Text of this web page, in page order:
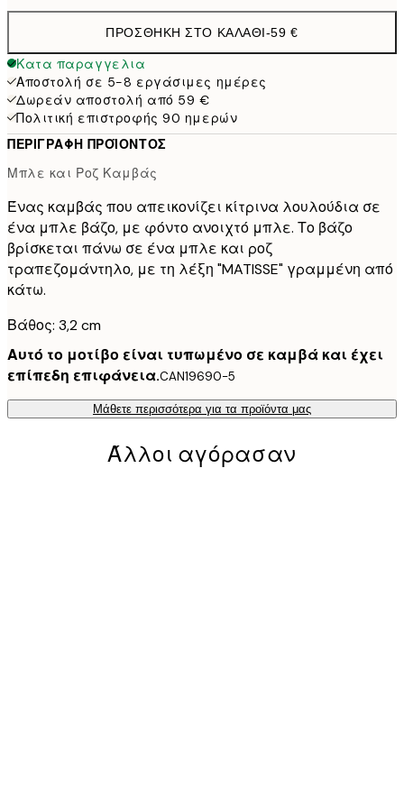
ΠΡΟΣΘΉΚΗ ΣΤΟ ΚΑΛΆΘΙ-59 €
Κατα παραγγελια
Αποστολή σε 5-8 εργάσιμες ημέρες
Δωρεάν αποστολή από 59 €
Πολιτική επιστροφής 90 ημερών
ΠΕΡΙΓΡΑΦΉ ΠΡΟΪΌΝΤΟΣ
Μπλε και Ροζ Καμβάς
Ένας καμβάς που απεικονίζει κίτρινα λουλούδια σε
ένα μπλε βάζο, με φόντο ανοιχτό μπλε. Το βάζο
βρίσκεται πάνω σε ένα μπλε και ροζ
τραπεζομάντηλο, με τη λέξη "MATISSE" γραμμένη από
κάτω.
Βάθος: 3,2 cm
Αυτό το μοτίβο είναι τυπωμένο σε καμβά και έχει
επίπεδη επιφάνεια.CAN19690-5
Μάθετε περισσότερα για τα προϊόντα μας
Άλλοι αγόρασαν